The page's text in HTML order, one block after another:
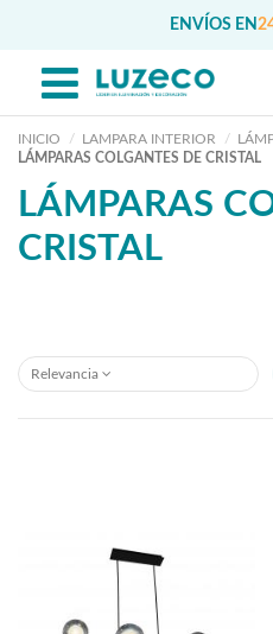
ENVÍOS EN
INICIO LAMPARA INTERIOR
LÁMPARAS COLGANTES DE CRISTAL
LÁMPARAS
CRISTAL
Relevancia